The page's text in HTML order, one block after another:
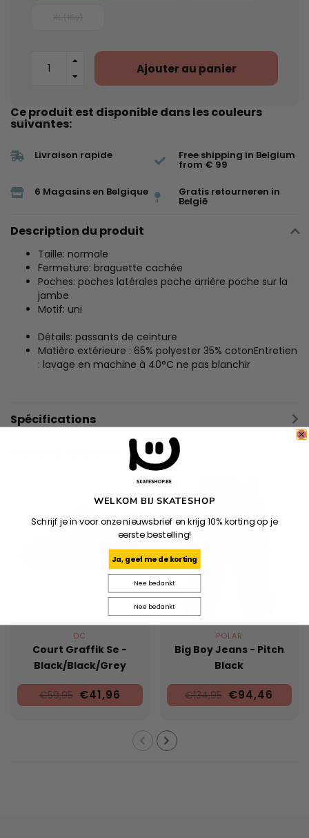
Ajouter au panier
Ce produit est disponible dans les couleurs
suivantes:
Livraison rapide Free shipping in Belgium
from € 99
6 Magasins en Belgique Gratis retourneren in
België
Description du produit
Taille: normale
Fermeture: braguette cachée
Poches: poches latérales poche arrière poche sur la
jambe
Motif: uni
Détails: passants de ceinture
Matière extérieure : 65% polyester 35% cotonEntretien
: lavage en machine à 40°C ne pas blanchir
Spécifications
DC
Court Graffik Se -
Black/Black/Grey
€59,95 €41,96
POLAR
Big Boy Jeans - Pitch
Black
€134,95 €94,46
WELKOM BIJ SKATESHOP
Schrijf je in voor onze nieuwsbrief en krijg 10% korting op je
eerste bestelling!
Ja, geef me de korting
Nee bedankt
Nee bedankt